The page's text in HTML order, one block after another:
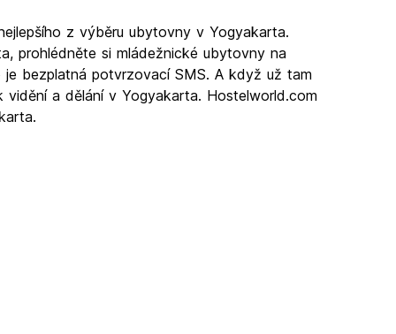
z výběru ubytovny v Yogyakarta.
prohlédněte si mládežnické ubytovny na
bezplatná potvrzovací SMS. A když už tam
a dělání v Yogyakarta. Hostelworld.com